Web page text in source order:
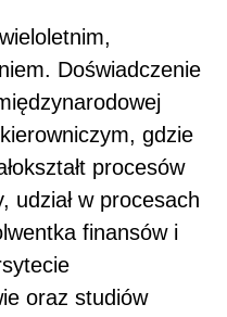
Doświadczenie
gdzie
procesów
udział w procesach
finansów i
oraz studiów